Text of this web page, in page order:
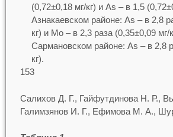
(0,72±0,18 мг/кг) и As – в 1,5
Азнакаевском районе: As – в 2,8
кг) и Mo – в 2,3 раза (0,35±0,09 мг/
Сармановском районе: As – в 2,8
кг).
153
Салихов Д. Г., Гайфутдинова Н. Р.,
Галимзянов И. Г., Ефимова М. А.,